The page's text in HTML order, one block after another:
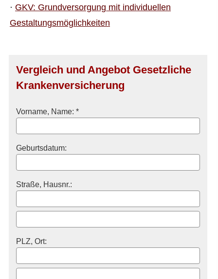
· GKV: Grundversorgung mit individuellen
Gestaltungsmöglichkeiten
Vergleich und Angebot Gesetzliche
Kranken­ver­si­che­rung
Vorname, Name: *
Geburts­datum:
Straße, Hausnr.:
PLZ, Ort: